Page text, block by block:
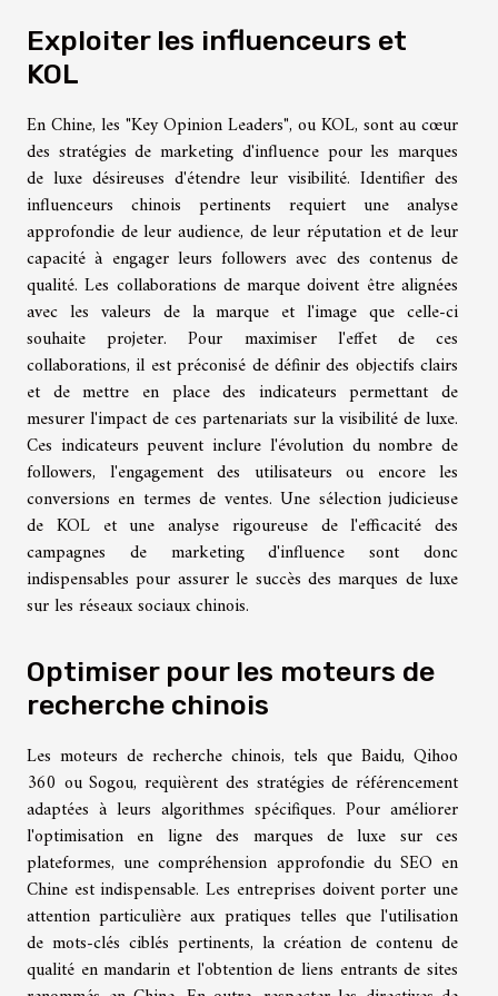
Exploiter les influenceurs et
KOL
En Chine, les "Key Opinion Leaders", ou KOL, sont au cœur
des stratégies de marketing d'influence pour les marques
de luxe désireuses d'étendre leur visibilité. Identifier des
influenceurs chinois pertinents requiert une analyse
approfondie de leur audience, de leur réputation et de leur
capacité à engager leurs followers avec des contenus de
qualité. Les collaborations de marque doivent être alignées
avec les valeurs de la marque et l'image que celle-ci
souhaite projeter. Pour maximiser l'effet de ces
collaborations, il est préconisé de définir des objectifs clairs
et de mettre en place des indicateurs permettant de
mesurer l'impact de ces partenariats sur la visibilité de luxe.
Ces indicateurs peuvent inclure l'évolution du nombre de
followers, l'engagement des utilisateurs ou encore les
conversions en termes de ventes. Une sélection judicieuse
de KOL et une analyse rigoureuse de l'efficacité des
campagnes de marketing d'influence sont donc
indispensables pour assurer le succès des marques de luxe
sur les réseaux sociaux chinois.
Optimiser pour les moteurs de
recherche chinois
Les moteurs de recherche chinois, tels que Baidu, Qihoo
360 ou Sogou, requièrent des stratégies de référencement
adaptées à leurs algorithmes spécifiques. Pour améliorer
l'optimisation en ligne des marques de luxe sur ces
plateformes, une compréhension approfondie du SEO en
Chine est indispensable. Les entreprises doivent porter une
attention particulière aux pratiques telles que l'utilisation
de mots-clés ciblés pertinents, la création de contenu de
qualité en mandarin et l'obtention de liens entrants de sites